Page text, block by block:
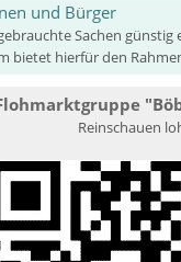
und Bürger
Sachen
bietet hierfür den
Reinschauen